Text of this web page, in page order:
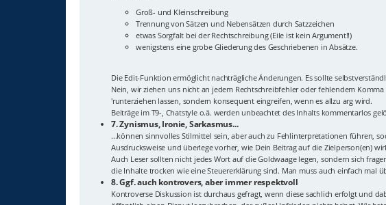
Groß- und Kleinschreibung
Trennung von Sätzen und Nebensätzen durch Satzzeichen
etwas Sorgfalt bei der Rechtschreibung (Eile ist kein Argument!!)
wenigstens eine grobe Gliederung des Geschriebenen in Absätze.
Die Edit-Funktion ermöglicht nachträgliche Änderungen. Es sollte
Nein, wir ziehen uns nicht an jedem Rechtschreibfehler oder fehlendem
'runterziehen lassen, sondern konsequent eingreifen, wenn es allzu arg wird.
Beiträge im T9-, Chatstyle o.ä. werden unbeachtet des Inhalts kommentarlos
7. Zynismus, Ironie, Sarkasmus...
...können sinnvolles Stilmittel sein, aber auch zu Fehlinterpretationen führen,
Ausdrucksweise und überlege vorher, wie Dein Beitrag auf die Zielperson(en)
Auch Leser sollten nicht jedes Wort auf die Goldwaage legen, sondern sich
die Inhalte trocken wie eine Steuererklärung sind. Man muss auch einfach mal
8. Ggf. auch kontrovers, aber immer respektvoll
Kontroverse Diskussion ist durchaus gefragt, wenn diese sachlich erfolgt und